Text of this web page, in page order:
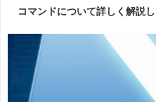
コマンドについて詳しく解説